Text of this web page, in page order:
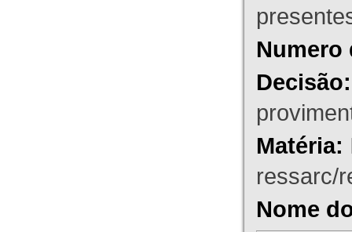
Numero
Decisão:
Matéria:
ressarc/
Nome